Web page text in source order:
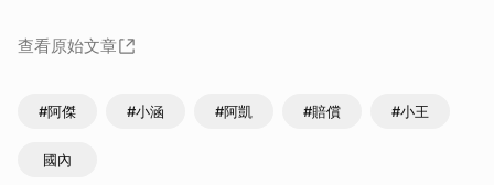
查看原始文章
#阿傑 #小涵 #阿凱 #賠償 #小王
國內